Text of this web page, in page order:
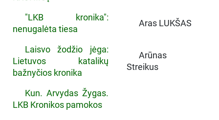
"LKB kronika":
nenugalėta tiesa
Aras LUKŠAS
Laisvo žodžio jėga:
Lietuvos katalikų
bažnyčios kronika
Arūnas
Streikus
Kun. Arvydas Žygas.
LKB Kronikos pamokos